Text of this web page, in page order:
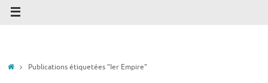
AccueilPublications étiquetées "Ier Empire"